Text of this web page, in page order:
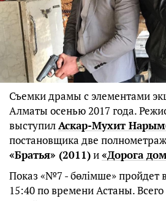
Съемки драмы с элементами
Алматы осенью 2017 года.
выступилАскар-Мухит
постановщика две
«Братья» (2011)и«Дорога
Показ «№7 - бөлімше» пройдет
15:40 по времени Астаны.